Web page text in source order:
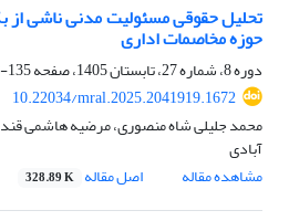
تحلیل حقوقی مسئولیت مدنی ناشی
حوزه مخاصمات اداری
دوره 8، شماره 27، تابستان 1405، صفحه
135-158
10.22034/mral.2025.2041919.1672
محمد جلیلی شاه منصوری، مرضیه هاشمی
آبادی
مشاهده مقاله
اصل مقاله 328.89 K